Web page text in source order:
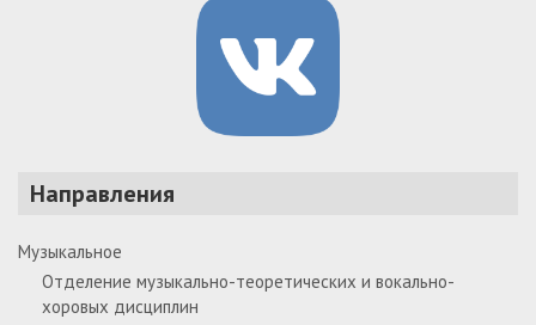
Направления
Музыкальное
Отделение музыкально-теоретических и вокально-
хоровых дисциплин